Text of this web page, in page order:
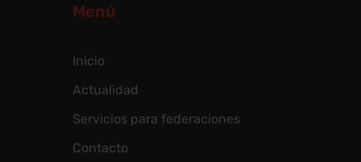
Menú
Inicio
Actualidad
Servicios para federaciones
Contacto